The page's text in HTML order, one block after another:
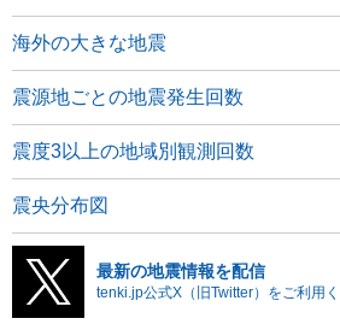
海外の大きな地震
震源地ごとの地震発生回数
震度3以上の地域別観測回数
震央分布図
最新の地震情報を配信
tenki.jp公式X（旧Twitter）をご利用く